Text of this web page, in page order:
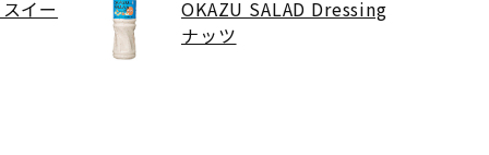
イー
OKAZU SALAD Dressing
ナッツ